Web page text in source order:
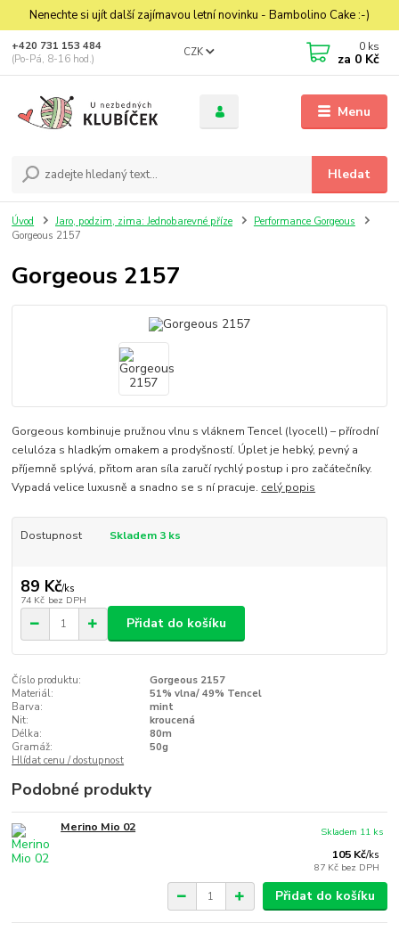
Nenechte si ujít další zajímavou letní novinku - Bambolino Cake :-)
Menu
CZK
Hledat
+420 731 153 484
(Po-Pá, 8-16 hod.)
0 ks
za 0 Kč
Úvod Jaro, podzim, zima: Jednobarevné příze
Performance Gorgeous
Gorgeous 2157
Gorgeous 2157
Gorgeous kombinuje pružnou vlnu s vláknem Tencel (lyocell) – přírodní
celulóza s hladkým omakem a prodyšností. Úplet je hebký, pevný a
příjemně splývá, přitom aran síla zaručí rychlý postup i pro začátečníky.
Vypadá velice luxusně a snadno se s ní pracuje. celý popis
Dostupnost Skladem 3 ks
89 Kč/ks
74 Kč bez DPH
Přidat do košíku
Číslo produktu:
Gorgeous 2157
Materiál:
51% vlna/ 49% Tencel
Barva:
mint
Nit:
kroucená
Délka:
80m
Gramáž:
50g
Hlídat cenu / dostupnost
Podobné produkty
Merino Mio 02
105 Kč/ks
87 Kč bez DPH
Skladem 11 ks
Přidat do košíku